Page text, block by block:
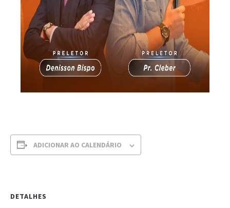
ADICIONAR AO CALENDÁRIO
DETALHES